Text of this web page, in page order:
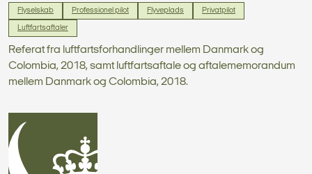
Flyselskab Professionel pilot Flyveplads Privatpilot
Luftfartsaftaler
Referat fra luftfartsforhandlinger mellem Danmark og
Colombia, 2018, samt luftfartsaftale og aftalememorandum
mellem Danmark og Colombia, 2018.